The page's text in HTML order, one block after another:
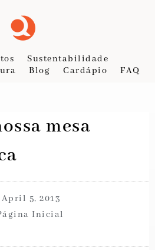
Sustentabilidade
Blog Cardápio FAQ
mesa
April 5, 2013
Inicial